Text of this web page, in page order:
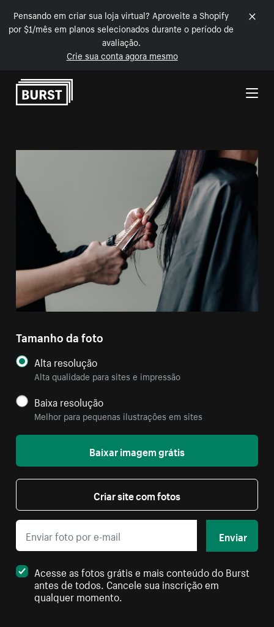
Pensando em criar sua loja virtual? Aproveite a Shopify
por $1/mês em planos selecionados durante o período de
avaliação.
Crie sua conta agora mesmo
Pular para o conteúdo
Tamanho da foto
Alta resolução
Alta qualidade para sites e impressão
Baixa resolução
Melhor para pequenas ilustrações em sites
Baixar imagem grátis
Criar site com fotos
Enviar
Acesse as fotos grátis e mais conteúdo do Burst
antes de todos. Cancele sua inscrição em
qualquer momento.